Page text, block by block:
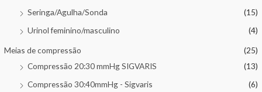
Seringa/Agulha/Sonda
(15)
Urinol feminino/masculino
(4)
Meias de compressão
(25)
Compressão 20:30 mmHg SIGVARIS
(13)
Compressão 30:40mmHg - Sigvaris
(6)